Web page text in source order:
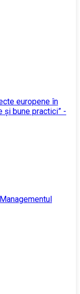
europene în
și bune practici” -